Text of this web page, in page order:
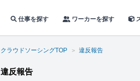
仕事を探す ワーカーを探す
クラウドソーシングTOP 違反報告
違反報告